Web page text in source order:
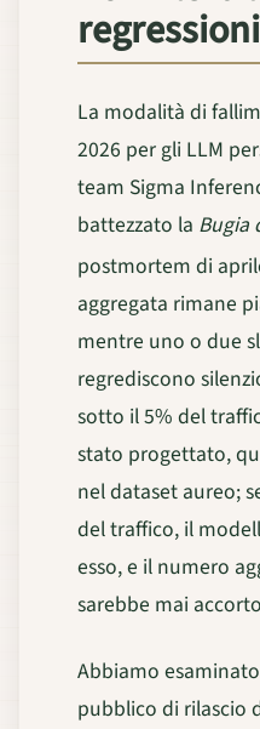
regressioni
La modalità di
2026 per gli LLM
team Sigma
battezzato la Bugia
postmortem di
aggregata rimane
mentre uno o due
regrediscono
sotto il 5% del
stato progettato,
nel dataset aureo;
del traffico, il
esso, e il numero
sarebbe mai
Abbiamo
pubblico di rilascio